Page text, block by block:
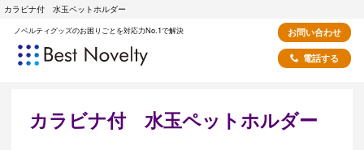
カラビナ付 水玉ペットホルダー
ノベルティグッズのお困りごとを対応力No.1で解決
お問い合わせ
電話する
カラビナ付 水玉ペットホルダー